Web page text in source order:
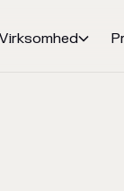
Virksomhed